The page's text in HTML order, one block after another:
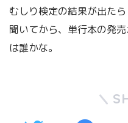
むしり検定の結果が出た
聞いてから、単行本の発
は誰かな。